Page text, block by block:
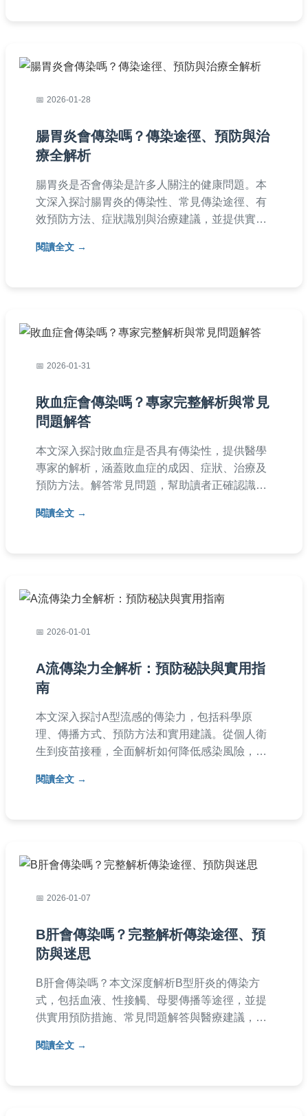
2026-01-28
腸胃炎會傳染嗎？傳染途徑、預防與治
療全解析
腸胃炎是否會傳染是許多人關注的健康問題。本
文深入探討腸胃炎的傳染性、常見傳染途徑、有
效預防方法、症狀識別與治療建議，並提供實用
護家人健康。內容基於醫學知識與個人經驗，實
閱讀全文
2026-01-31
敗血症會傳染嗎？專家完整解析與常見
問題解答
本文深入探討敗血症是否具有傳染性，提供醫學
專家的解析，涵蓋敗血症的成因、症狀、治療及
預防方法。解答常見問題，幫助讀者正確認識敗
業醫學知識，適合一般民眾閱讀。
閱讀全文
2026-01-01
A流傳染力全解析：預防秘訣與實用指
南
本文深入探討A型流感的傳染力，包括科學原
理、傳播方式、預防方法和實用建議。從個人衛
生到疫苗接種，全面解析如何降低感染風險，適
懂的指南，幫助您應對流感季節。
閱讀全文
2026-01-07
B肝會傳染嗎？完整解析傳染途徑、預
防與迷思
B肝會傳染嗎？本文深度解析B型肝炎的傳染方
式，包括血液、性接觸、母嬰傳播等途徑，並提
供實用預防措施、常見問題解答與醫療建議，幫
閱讀全文